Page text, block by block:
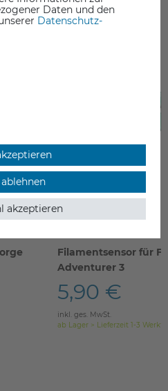
Filamentsensor für
Adventurer 3
5,90 €
inkl. ges. MwSt.
ab Lager > Lieferzeit 1-3
Daten und den
Daten­schutz­
akzeptieren